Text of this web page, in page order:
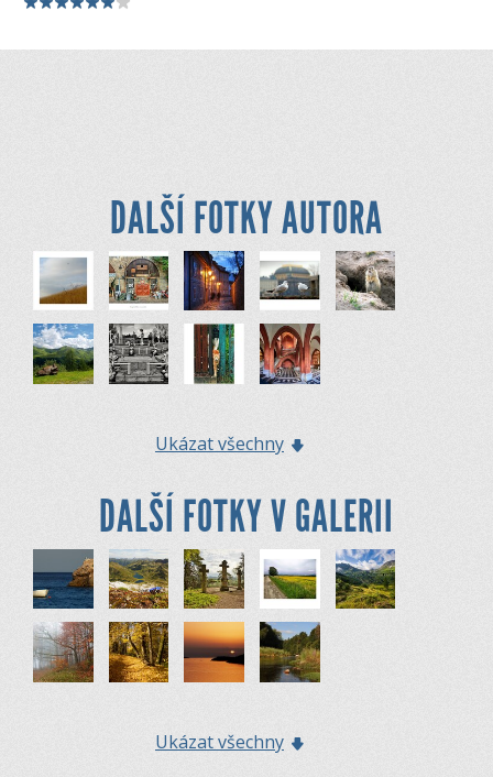
DALŠÍ FOTKY AUTORA
Ukázat všechny
DALŠÍ FOTKY V GALERII
Ukázat všechny